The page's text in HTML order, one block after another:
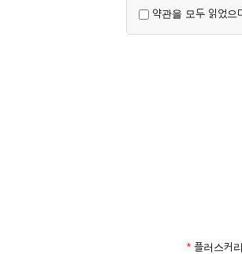
대해 동의한 것으로
제3조 (약관의 외
이 약관에 명시되
① 서비스 이용계
② 회원가입시 입력
③ 회사는 아래의
2. 개인정보를 허
약관을 모두 읽었으
* 플러스커